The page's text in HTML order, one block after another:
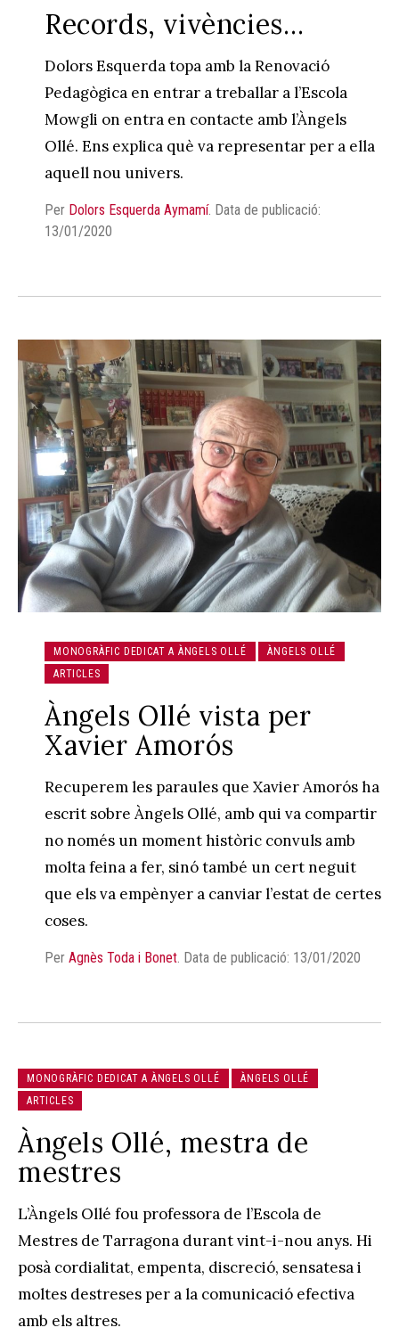
Records, vivències…
Dolors Esquerda topa amb la Renovació
Pedagògica en entrar a treballar a l’Escola
Mowgli on entra en contacte amb l’Àngels
Ollé. Ens explica què va representar per a ella
aquell nou univers.
Per Dolors Esquerda Aymamí. Data de publicació:
13/01/2020
MONOGRÀFIC DEDICAT A ÀNGELS OLLÉ
ÀNGELS OLLÉ
ARTICLES
Àngels Ollé vista per
Xavier Amorós
Recuperem les paraules que Xavier Amorós ha
escrit sobre Àngels Ollé, amb qui va compartir
no només un moment històric convuls amb
molta feina a fer, sinó també un cert neguit
que els va empènyer a canviar l’estat de certes
coses.
Per Agnès Toda i Bonet Data de publicació: 13/01/2020
MONOGRÀFIC DEDICAT A ÀNGELS OLLÉ
ÀNGELS OLLÉ
ARTICLES
Àngels Ollé, mestra de
mestres
L’Àngels Ollé fou professora de l’Escola de
Mestres de Tarragona durant vint-i-nou anys. Hi
posà cordialitat, empenta, discreció, sensatesa i
moltes destreses per a la comunicació efectiva
amb els altres.